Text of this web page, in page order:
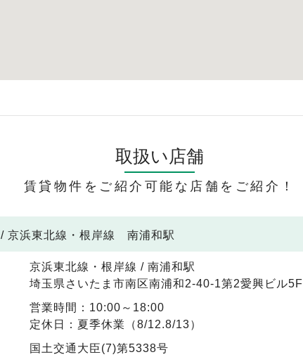
取扱い店舗
賃貸物件をご紹介可能な店舗をご紹介！
/ 京浜東北線・根岸線 南浦和駅
京浜東北線・根岸線 / 南浦和駅
埼玉県さいたま市南区南浦和2-40-1第2愛興ビル5F
営業時間：10:00～18:00
定休日：夏季休業（8/12.8/13）
国土交通大臣(7)第5338号